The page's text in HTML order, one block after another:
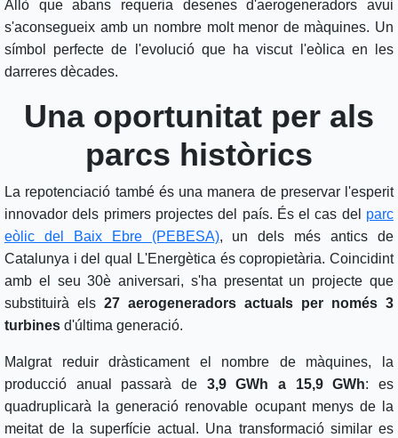
Allò que abans requeria desenes d'aerogeneradors avui
s'aconsegueix amb un nombre molt menor de màquines. Un
símbol perfecte de l'evolució que ha viscut l'eòlica en les
darreres dècades.
Una oportunitat per als
parcs històrics
La repotenciació també és una manera de preservar l'esperit
innovador dels primers projectes del país. És el cas del parc
eòlic del Baix Ebre (PEBESA), un dels més antics de
Catalunya i del qual L'Energètica és copropietària. Coincidint
amb el seu 30è aniversari, s'ha presentat un projecte que
substituirà els 27 aerogeneradors actuals per només 3
turbines d'última generació.
Malgrat reduir dràsticament el nombre de màquines, la
producció anual passarà de 3,9 GWh a 15,9 GWh: es
quadruplicarà la generació renovable ocupant menys de la
meitat de la superfície actual. Una transformació similar es